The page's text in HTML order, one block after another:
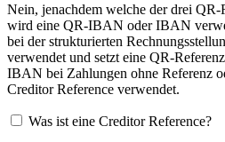
Nein, jenachdem welche der drei
wird eine QR-IBAN oder IBAN
bei der strukturierten
verwendet und setzt eine QR-
IBAN bei Zahlungen ohne Referenz
Creditor Reference verwendet.
Was ist eine Creditor Reference?